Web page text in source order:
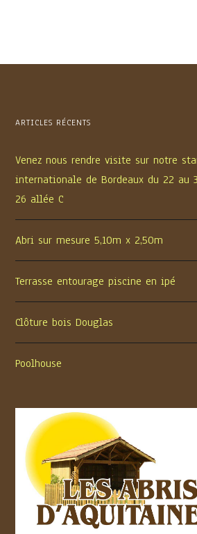
ARTICLES RÉCENTS
Venez nous rendre visite sur notre
internationale de Bordeaux du 22 au
26 allée C
Abri sur mesure 5,10m x 2,50m
Terrasse entourage piscine en ipé
Clôture bois Douglas
Poolhouse